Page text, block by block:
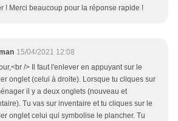
! Merci beaucoup pour la réponse rapide !
15/04/2021 12:08
/> Il faut l'enlever en appuyant sur le
onglet (celui à droite). Lorsque tu cliques sur
il y a deux onglets (nouveau et
Tu vas sur inventaire et tu cliques sur le
onglet celui qui symbolise le plancher. Tu